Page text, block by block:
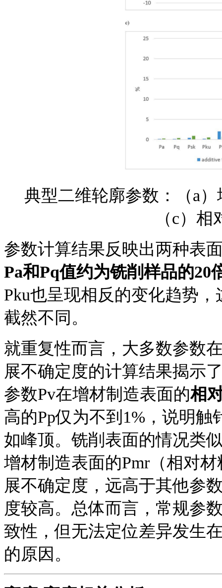
典型二维轮廓参数：（a
（c）
参数计算结果反映出两种表
Pa和Pq值约为铣削样品的20
Pku也呈现相反的变化趋势
截然不同。
就重复性而言，大多数参数
展不确定度的计算结果揭示
参数Pv在增材制造表面的相
高的Pp仅为不到1%，说明
如峰顶。铣削表面的情况类
增材制造表面的Pmr（相对
展不确定度，远高于其他参
度较高。总体而言，常规参
致性，但无法定位差异发生
的原因。